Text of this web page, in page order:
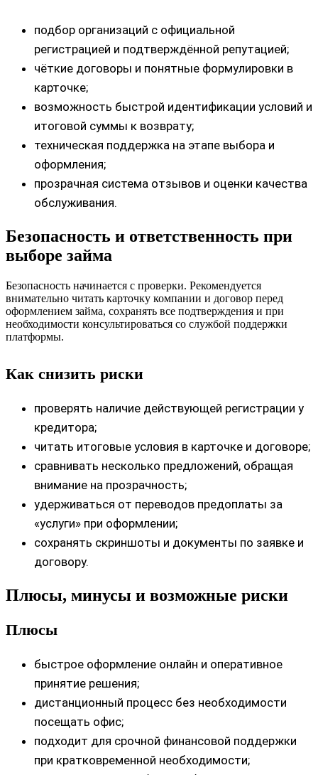
подбор организаций с официальной
регистрацией и подтверждённой репутацией;
чёткие договоры и понятные формулировки в
карточке;
возможность быстрой идентификации условий и
итоговой суммы к возврату;
техническая поддержка на этапе выбора и
оформления;
прозрачная система отзывов и оценки качества
обслуживания.
Безопасность и ответственность при
выборе займа
Безопасность начинается с проверки. Рекомендуется
внимательно читать карточку компании и договор перед
оформлением займа, сохранять все подтверждения и при
необходимости консультироваться со службой поддержки
платформы.
Как снизить риски
проверять наличие действующей регистрации у
кредитора;
читать итоговые условия в карточке и договоре;
сравнивать несколько предложений, обращая
внимание на прозрачность;
удерживаться от переводов предоплаты за
«услуги» при оформлении;
сохранять скриншоты и документы по заявке и
договору.
Плюсы, минусы и возможные риски
Плюсы
быстрое оформление онлайн и оперативное
принятие решения;
дистанционный процесс без необходимости
посещать офис;
подходит для срочной финансовой поддержки
при кратковременной необходимости;